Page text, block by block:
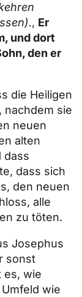
, Er
und dort
den er
die Heiligen
nachdem sie
neuen
alten
dass
dass sich
den neuen
alle
zu töten.
Josephus
sonst
es, wie
wie